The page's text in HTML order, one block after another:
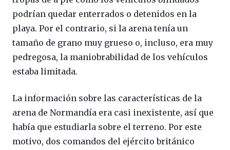
podrían quedar enterrados o detenidos en la
playa. Por el contrario, si la arena tenía un
tamaño de grano muy grueso o, incluso, era muy
pedregosa, la maniobrabilidad de los vehículos
estaba limitada.
La información sobre las características de la
arena de Normandía era casi inexistente, así que
había que estudiarla sobre el terreno. Por este
motivo, dos comandos del ejército británico